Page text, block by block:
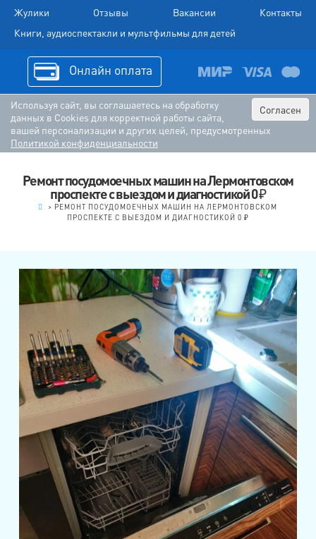
Жулики
Отзывы Вакансии
Контакты
Книги, аудиоспектакли и мультфильмы для детей
Онлайн оплата
Согласен
Используя сайт, вы соглашаетесь на обработку
данных в Cookies для корректной работы сайта,
вашей персонализации и других целей, предусмотренных
Политикой конфиденциальности
Ремонт посудомоечных машин на Лермонтовском
проспекте с выездом и диагностикой 0 ₽
> РЕМОНТ ПОСУДОМОЕЧНЫХ МАШИН НА ЛЕРМОНТОВСКОМ
ПРОСПЕКТЕ С ВЫЕЗДОМ И ДИАГНОСТИКОЙ 0 ₽